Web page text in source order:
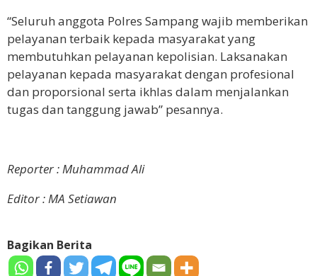
“Seluruh anggota Polres Sampang wajib memberikan
pelayanan terbaik kepada masyarakat yang
membutuhkan pelayanan kepolisian. Laksanakan
pelayanan kepada masyarakat dengan profesional
dan proporsional serta ikhlas dalam menjalankan
tugas dan tanggung jawab” pesannya.
Reporter : Muhammad Ali
Editor : MA Setiawan
Bagikan Berita